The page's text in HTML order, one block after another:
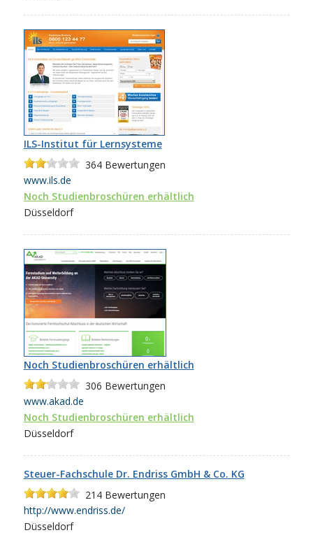
ILS-Institut für Lernsysteme
364Bewertungen
www.ils.de
Noch Studienbroschüren erhältlich
Düsseldorf
Noch Studienbroschüren erhältlich
306 Bewertungen
www.akad.de
Noch Studienbroschüren erhältlich
Düsseldorf
Steuer-Fachschule Dr. Endriss GmbH & Co. KG
214Bewertungen
http://www.endriss.de/
Düsseldorf